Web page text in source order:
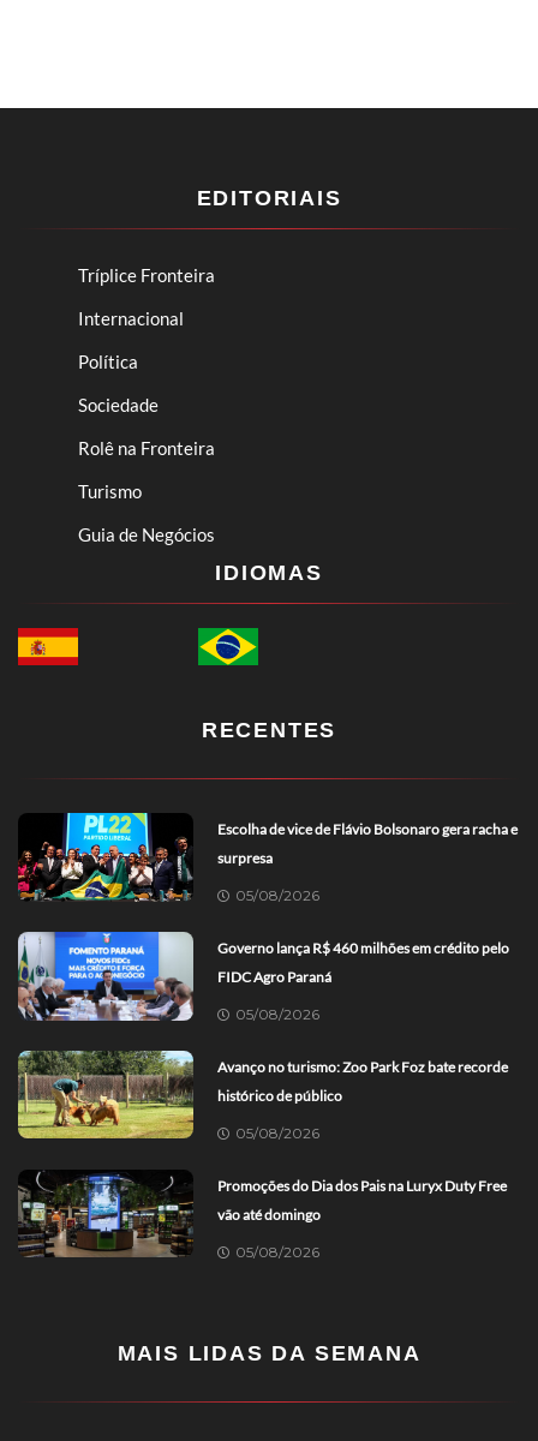
EDITORIAIS
Tríplice Fronteira
Internacional
Política
Sociedade
Rolê na Fronteira
Turismo
Guia de Negócios
IDIOMAS
RECENTES
Escolha de vice de Flávio Bolsonaro gera racha e
surpresa
05/08/2026
Governo lança R$ 460 milhões em crédito pelo
FIDC Agro Paraná
05/08/2026
Avanço no turismo: Zoo Park Foz bate recorde
histórico de público
05/08/2026
Promoções do Dia dos Pais na Luryx Duty Free
vão até domingo
05/08/2026
MAIS LIDAS DA SEMANA